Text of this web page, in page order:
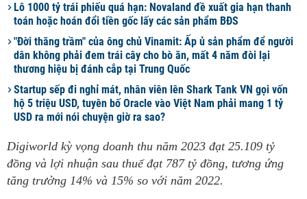
Lô 1000 tỷ trái phiếu quá hạn: Novaland đề xuất gia hạn thanh
toán hoặc hoán đổi tiền gốc lấy các sản phẩm BĐS
"Đời thăng trầm" của ông chủ Vinamit: Ấp ủ sản phẩm để người
dân không phải đem trái cây cho bò ăn, mất 4 năm đòi lại
thương hiệu bị đánh cắp tại Trung Quốc
Startup sếp đi nghỉ mát, nhân viên lên Shark Tank VN gọi vốn
hộ 5 triệu USD, tuyên bố Oracle vào Việt Nam phải mang 1 tỷ
USD ra mới nói chuyện giờ ra sao?
Digiworld kỳ vọng doanh thu năm 2023 đạt 25.109 tỷ
đồng và lợi nhuận sau thuế đạt 787 tỷ đồng, tương ứng
tăng trưởng 14% và 15% so với năm 2022.